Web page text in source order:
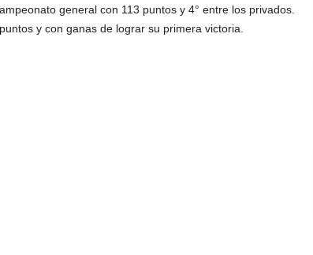
general con 113 puntos y 4° entre los privados.
puntos y con ganas de lograr su primera victoria.